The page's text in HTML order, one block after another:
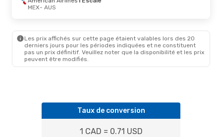
AUS - MEX
Ven. 30 Oct.- Lun. 2 Nov.
VivaAerobus1 Escale
MEX- AUS
AeromexicoDirect
AUS- MEX
MEX- AUS
Les prix affichés sur cette page étaient valables lors des 20
derniers jours pour les périodes indiquées et ne constituent
pas un prix définitif. Veuillez noter que la disponibilité et les prix
peuvent être modifiés.
Taux de conversion
1 CAD = 0.71 USD